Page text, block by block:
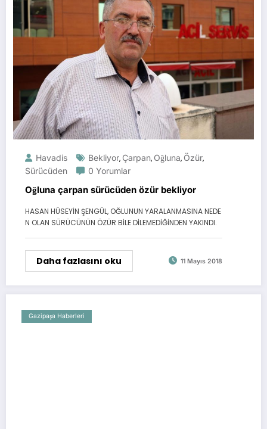
Havadis Bekliyor, Çarpan, Oğluna, Özür,
Sürücüden
0 Yorumlar
Oğluna çarpan sürücüden özür bekliyor
HASAN HÜSEYİN ŞENGÜL, OĞLUNUN YARALANMASINA NEDE
N OLAN SÜRÜCÜNÜN ÖZÜR BİLE DİLEMEDİĞİNDEN YAKINDI.
Daha fazlasını oku 11 Mayıs 2018
Gazipaşa Haberleri